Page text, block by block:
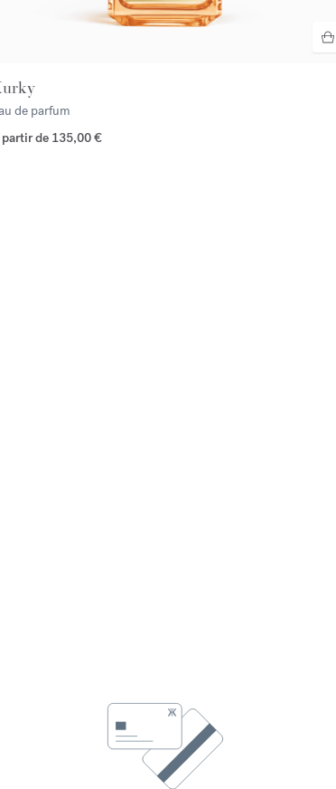
de parfum
partir de 135,00 €